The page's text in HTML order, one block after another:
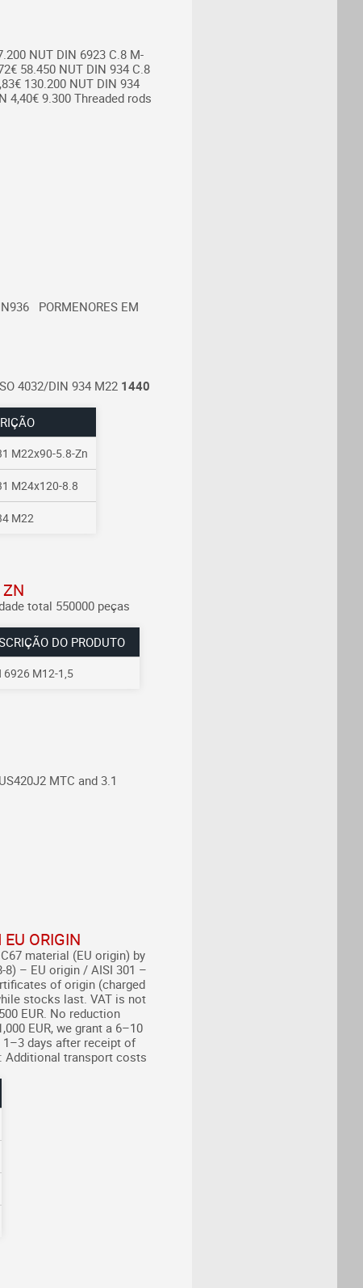
NUT DIN 6923 C.8 M-
58.450 NUT DIN 934 C.8
130.200 NUT DIN 934
4,40€ 9.300 Threaded rods
PORMENORES EM
4032/DIN 934 M22 1440
M22x90-5.8-Zn
M24x120-8.8
M22
total 550000 peças
DO PRODUTO
6926 M12-1,5
MTC and 3.1
ORIGIN
material (EU origin) by
– EU origin / AISI 301 –
of origin (charged
stocks last. VAT is not
EUR. No reduction
EUR, we grant a 6–10
1–3 days after receipt of
Additional transport costs